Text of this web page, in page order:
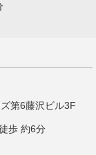
第6藤沢ビル3F
歩 約6分